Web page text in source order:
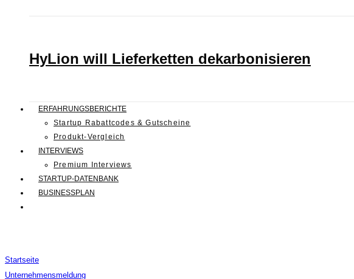
HyLion will Lieferketten dekarbonisieren
ERFAHRUNGSBERICHTE
Startup Rabattcodes & Gutscheine
Produkt-Vergleich
INTERVIEWS
Premium Interviews
STARTUP-DATENBANK
BUSINESSPLAN
Startseite
Unternehmensmeldung